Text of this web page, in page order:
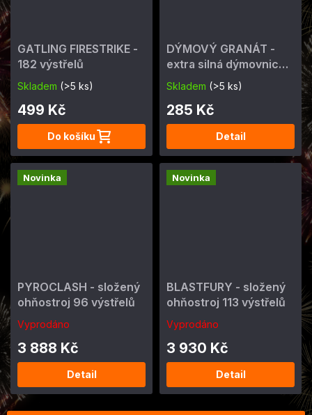
GATLING FIRESTRIKE -
182 výstřelů
Skladem (>5 ks)
499 Kč
Do košíku
DÝMOVÝ GRANÁT -
extra silná dýmovnice,
různé barvy
Skladem (>5 ks)
285 Kč
Detail
Novinka
PYROCLASH - složený
ohňostroj 96 výstřelů
Vyprodáno
3 888 Kč
Detail
Novinka
BLASTFURY - složený
ohňostroj 113 výstřelů
Vyprodáno
3 930 Kč
Detail